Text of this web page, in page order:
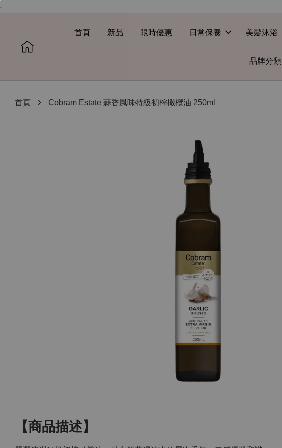
-
首頁 新品 限時優惠 日常保養 美髮沐浴
品牌分類
首頁 › Cobram Estate 蒜香風味特級初榨橄欖油 250ml
【商品描述】